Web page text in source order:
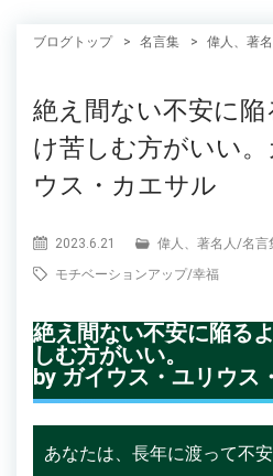
ブログトップ 名言集 偉人、著名
絶え間ない不安に
け苦しむ方がいい
ウス・カエサル
2023.6.21 偉人、著名人 /名言
モチベーションアップ/幸福
絶え間ない不安に陥る
しむ方がいい。
by ガイウス・ユリウス
あなたは、長年に渡って不